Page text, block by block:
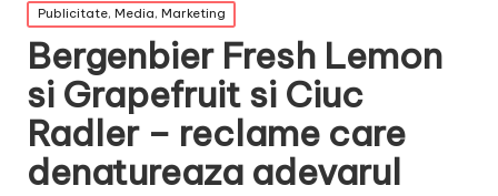
Posted
in
Publicitate, Media, Marketing
Bergenbier Fresh Lemon
si Grapefruit si Ciuc
Radler – reclame care
denatureaza adevarul